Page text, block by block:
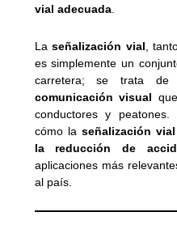
vial adecuada.
Laseñalización vial ,
es simplemente un
carretera; se trata
comunicación visual
conductores y
cómo la señalización
la reducción de
aplicaciones más
al país.